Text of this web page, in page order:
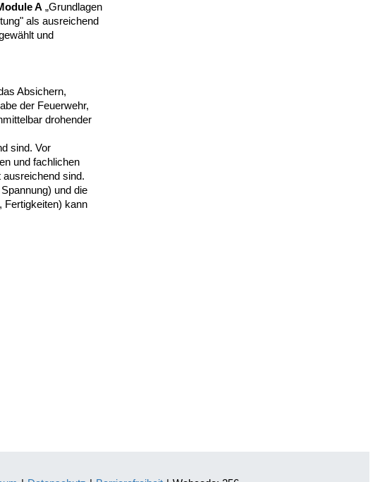
A „Grundlagen
als ausreichend
und
Absichern,
der Feuerwehr,
drohender
sind. Vor
und fachlichen
sind.
und die
Fertigkeiten) kann